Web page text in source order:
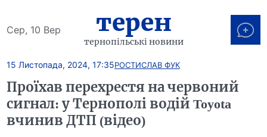
Сер, 10 Вер терен
тернопільські новини
15 Листопада, 2024, 17:35РОСТИСЛАВ ФУК
Проїхав перехрестя на червоний
сигнал: у Тернополі водій Toyota
вчинив ДТП (відео)